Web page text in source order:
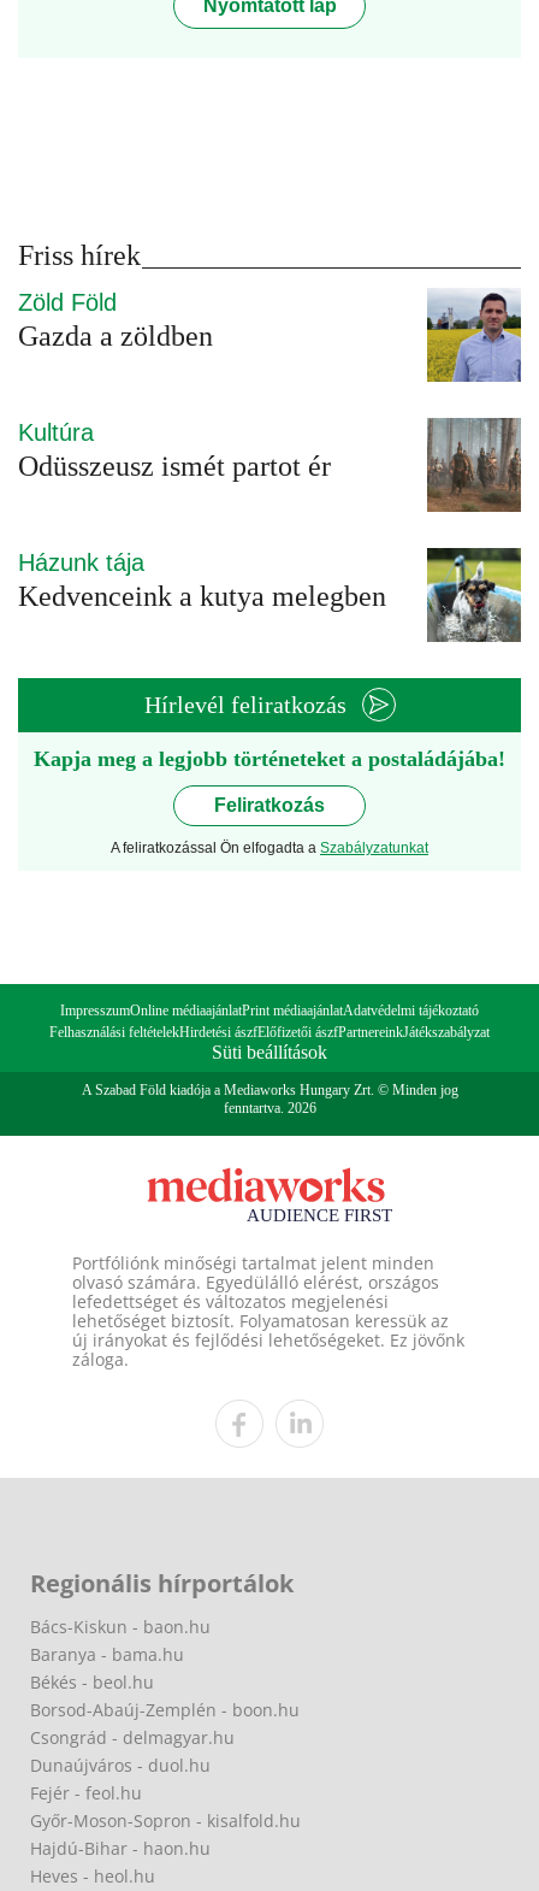
Nyomtatott lap
Friss hírek
Zöld Föld
Gazda a zöldben
Kultúra
Odüsszeusz ismét partot ér
Házunk tája
Kedvenceink a kutya melegben
Hírlevél feliratkozás
Kapja meg a legjobb történeteket a postaládájába!
Feliratkozás
A feliratkozással Ön elfogadta a Szabályzatunkat
ImpresszumOnline médiaajánlatPrint médiaajánlatAdatvédelmi tájékoztató
Felhasználási feltételekHirdetési ászfElőfizetői ászfPartnereinkJátékszabályzat
Süti beállítások
A Szabad Föld kiadója a Mediaworks Hungary Zrt. © Minden jog
fenntartva. 2026
Portfóliónk minőségi tartalmat jelent minden
olvasó számára. Egyedülálló elérést, országos
lefedettséget és változatos megjelenési
lehetőséget biztosít. Folyamatosan keressük az
új irányokat és fejlődési lehetőségeket. Ez jövőnk
záloga.
Regionális hírportálok
Bács-Kiskun - baon.hu
Baranya - bama.hu
Békés - beol.hu
Borsod-Abaúj-Zemplén - boon.hu
Csongrád - delmagyar.hu
Dunaújváros - duol.hu
Fejér - feol.hu
Győr-Moson-Sopron - kisalfold.hu
Hajdú-Bihar - haon.hu
Heves - heol.hu